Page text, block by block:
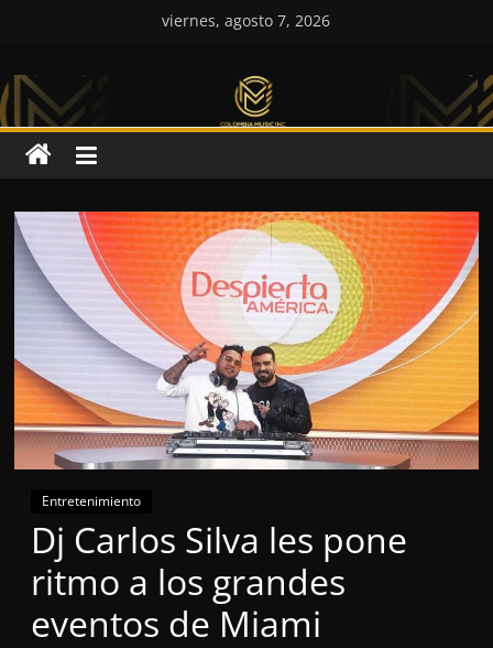
viernes, agosto 7, 2026
Colombia
Music
Inc
Colombia
Music
Inc
Entretenimiento
Dj Carlos Silva les pone
ritmo a los grandes
eventos de Miami